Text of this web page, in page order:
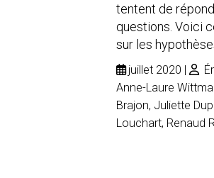
tentent de
questions. Voici
sur les
juillet 2020
Anne-Laure
Brajon, Juliette
Louchart, Renaud